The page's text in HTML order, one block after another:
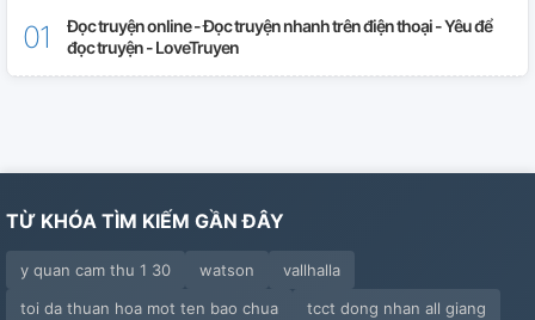
Đọc truyện online - Đọc truyện nhanh trên điện thoại - Yêu để
đọc truyện - LoveTruyen
TỪ KHÓA TÌM KIẾM GẦN ĐÂY
y quan cam thu 1 30 watson
vallhalla
toi da thuan hoa mot ten bao chua
tcct dong nhan all giang